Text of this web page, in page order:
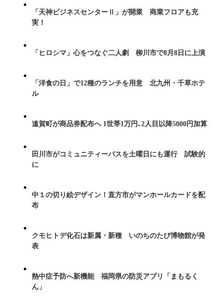
「天神ビジネスセンターⅡ」が開業 商業フロアも充
実！
「ヒロシマ」心をつなぐ二人劇 柳川市で8月8日に上演
「洋食の日」で12種のランチを用意 北九州・千草ホテ
ル
遠賀町が商品券配布へ 1世帯1万円､2人目以降5000円加算
田川市がコミュニティーバスを土曜日にも運行 試験的
に
中１の切り絵デザイン！直方市がマンホールカードを配
布
クモヒトデ化石は新属・新種 いのちのたび博物館が発
表
熱中症予防へ新機能 福岡県の防災アプリ「まもるく
ん」